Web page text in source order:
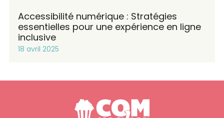
Accessibilité numérique : Stratégies
essentielles pour une expérience en ligne
inclusive
18 avril 2025